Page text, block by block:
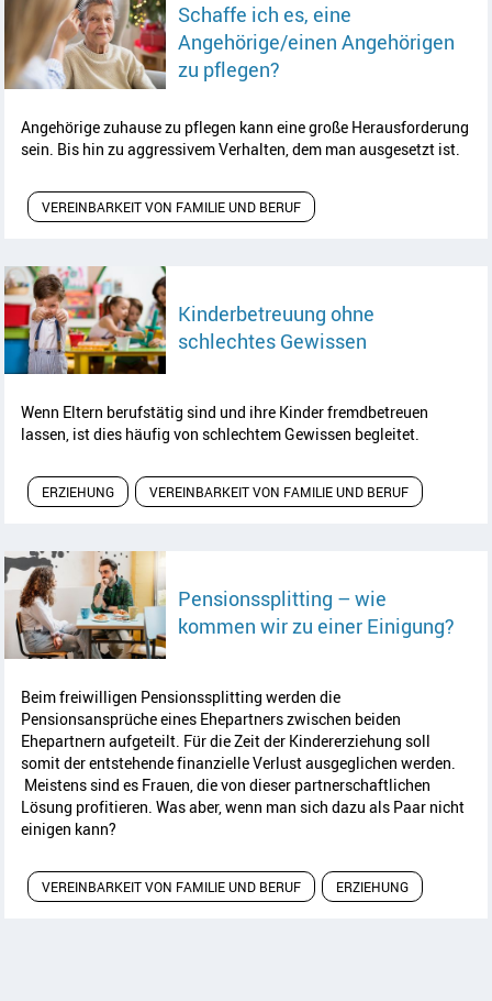
Schaffe ich es, eine
Angehörige/einen Angehörigen
zu pflegen?Artikel lesen
Angehörige zuhause zu pflegen kann eine große Herausforderung
sein. Bis hin zu aggressivem Verhalten, dem man ausgesetzt ist.
VEREINBARKEIT VON FAMILIE UND BERUF
Kinderbetreuung ohne
schlechtes GewissenArtikel lesen
Wenn Eltern berufstätig sind und ihre Kinder fremdbetreuen
lassen, ist dies häufig von schlechtem Gewissen begleitet.
ERZIEHUNG VEREINBARKEIT VON FAMILIE UND BERUF
Pensionssplitting – wie
kommen wir zu einer Einigung?
Beim freiwilligen Pensionssplitting werden die
Pensionsansprüche eines Ehepartners zwischen beiden
Ehepartnern aufgeteilt. Für die Zeit der Kindererziehung soll
somit der entstehende finanzielle Verlust ausgeglichen werden.
Meistens sind es Frauen, die von dieser partnerschaftlichen
Lösung profitieren. Was aber, wenn man sich dazu als Paar nicht
einigen kann?
VEREINBARKEIT VON FAMILIE UND BERUF ERZIEHUNG